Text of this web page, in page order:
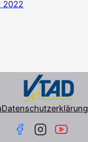
2022
Datenschutzerklärung